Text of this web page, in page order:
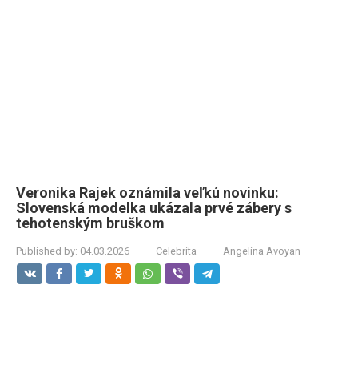
Veronika Rajek oznámila veľkú novinku:
Slovenská modelka ukázala prvé zábery s
tehotenským bruškom
Published by: 04.03.2026 Celebrita Angelina Avoyan